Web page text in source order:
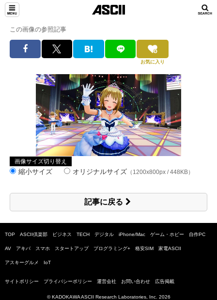
この画像の参照記事
お気に入り
画像サイズ切り替え
縮小サイズ オリジナルサイズ （1200x800px / 448KB）
記事に戻る
TOP ASCII倶楽部 ビジネス TECH デジタル iPhone/Mac ゲーム・ホビー 自作PC
AV アキバ スマホ スタートアップ プログラミング+ 格安SIM 家電ASCII
アスキーグルメ IoT
サイトポリシー プライバシーポリシー 運営会社 お問い合わせ 広告掲載
© KADOKAWA ASCII Research Laboratories, Inc. 2026